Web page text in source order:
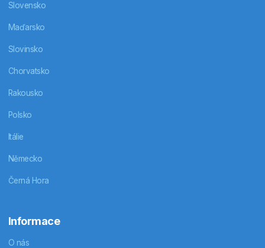
Slovensko
Maďarsko
Slovinsko
Chorvatsko
Rakousko
Polsko
Itálie
Německo
Černá Hora
Informace
O nás